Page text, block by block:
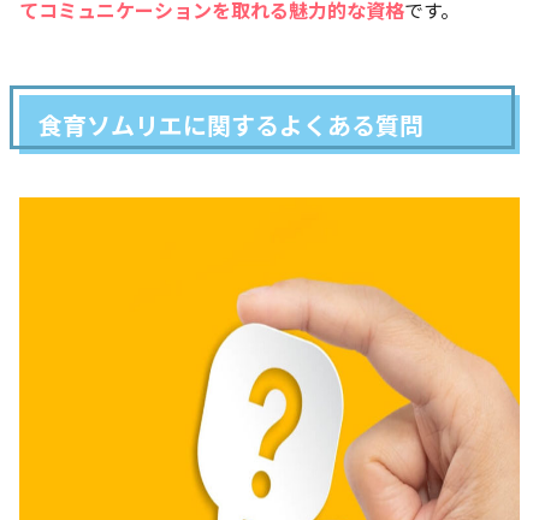
てコミュニケーションを取れる魅力的な資格です。
食育ソムリエに関するよくある質問